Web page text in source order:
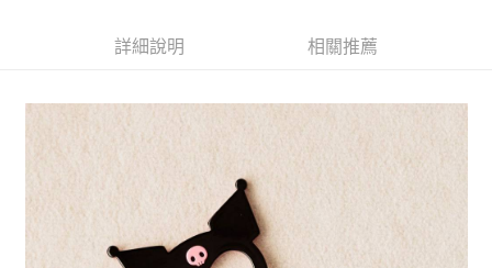
3.完整用戶服務條款，請詳閱以下連結：
https://oppay.tw/userRule
客戶支援中心」https://netprotections.freshdesk.com/support/home
１．透過由恩沛科技股份有限公司提供之「AFTEE先享後付」服務完成之交
２．關於個人資料處理事宜，請瀏覽以下網址：
３．未成年的使用者請事先徵得法定代理人或監護人之同意方可使用
「AFTEE先享後付」，若未經同意申辦者引起之損失，本公司不負相關責
４．使用「AFTEE先享後付」時，將依據個別帳號之用戶狀況，依本公司即
時審查核予不同之上限額度；若仍有額度不足之情形，本公司將視審查結果
詳細說明 相關推薦